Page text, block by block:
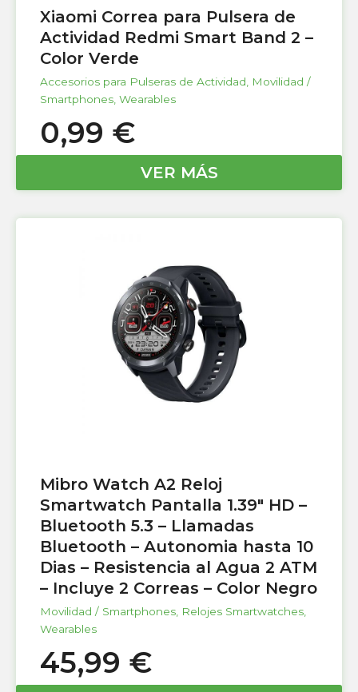
Xiaomi Correa para Pulsera de
Actividad Redmi Smart Band 2 –
Color Verde
Accesorios para Pulseras de Actividad
Movilidad /
Smartphones Wearables
0,99 €
VER MÁS
Mibro Watch A2 Reloj
Smartwatch Pantalla 1.39″ HD –
Bluetooth 5.3 – Llamadas
Bluetooth – Autonomia hasta 10
Dias – Resistencia al Agua 2 ATM
– Incluye 2 Correas – Color Negro
Movilidad / Smartphones Relojes Smartwatches
Wearables
45,99 €